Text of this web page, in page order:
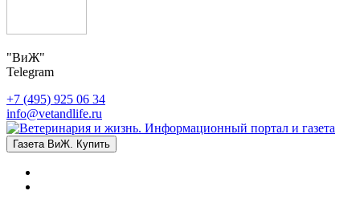
"ВиЖ"
Telegram
+7 (495) 925 06 34
info@vetandlife.ru
Газета ВиЖ. Купить